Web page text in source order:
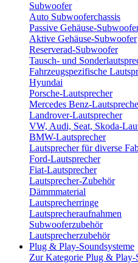
Subwoofer
Auto Subwooferchassis
Passive Gehäuse-
Aktive Gehäuse-Subwoofer
Reserverad-Subwoofer
Tausch- und
Fahrzeugspezifische
Hyundai
Porsche-Lautsprecher
Mercedes Benz-
Landrover-Lautsprecher
VW, Audi, Seat, Skoda-
BMW-Lautsprecher
Lautsprecher für diverse
Ford-Lautsprecher
Fiat-Lautsprecher
Lautsprecher-Zubehör
Dämmmaterial
Lautsprecherringe
Lautsprecheraufnahmen
Subwooferzubehör
Lautsprecherzubehör
Plug & Play-Soundsysteme
Zur Kategorie Plug & Play-